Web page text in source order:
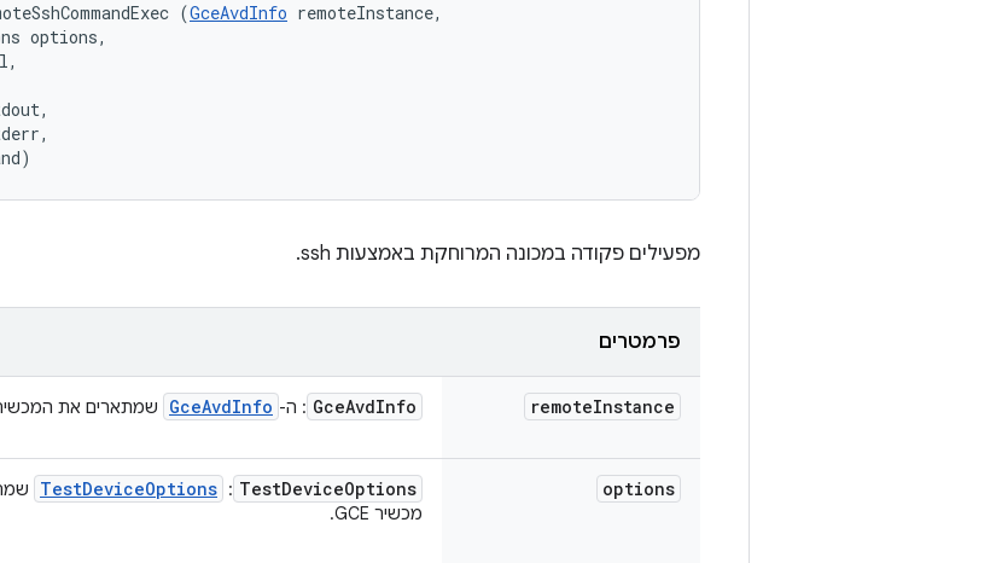
(GceAvdInfo remoteInstance,
options,
מפעילים פקודה במכונה המרוחקת באמצעות ssh.
פרמטרים
remoteInstance
GceAvdInfo : ה- GceAvdInfo שמתארים את
options
TestDeviceOptions
:
TestDeviceOptions
מכשיר GCE.